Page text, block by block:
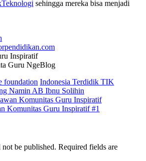
sehingga mereka bisa menjadi
Inspiratif
Guru NgeBlog
foundation Indonesia Terdidik TIK
Namin AB Ibnu Solihin
Komunitas Guru Inspiratif
Komunitas Guru Inspiratif #1
be published. Required fields are